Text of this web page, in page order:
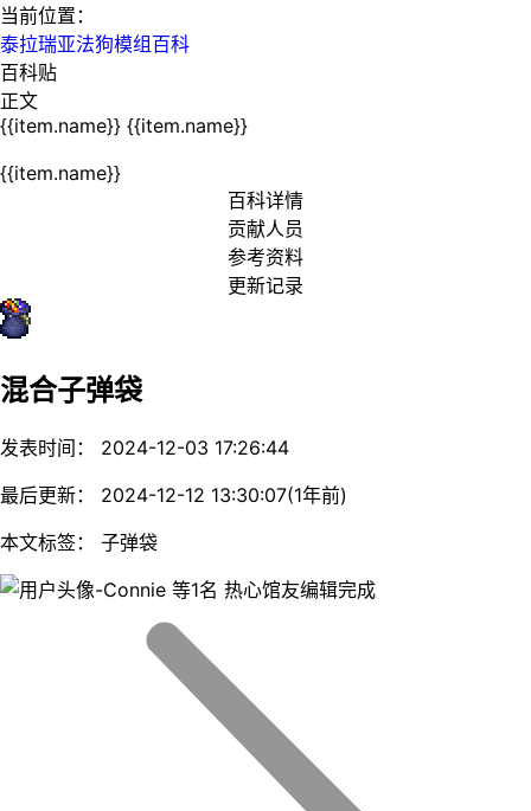
当前位置：
泰拉瑞亚法狗模组百科
百科贴
正文
{{item.name}} {{item.name}}
{{item.name}}
百科详情
贡献人员
参考资料
更新记录
混合子弹袋
发表时间： 2024-12-03 17:26:44
最后更新： 2024-12-12 13:30:07(1年前)
本文标签： 子弹袋
等1名 热心馆友编辑完成